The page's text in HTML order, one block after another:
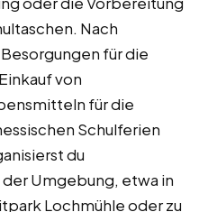
Nach
für die
von
für die
Schulferien
du
Umgebung, etwa in
Lochmühle oder zu